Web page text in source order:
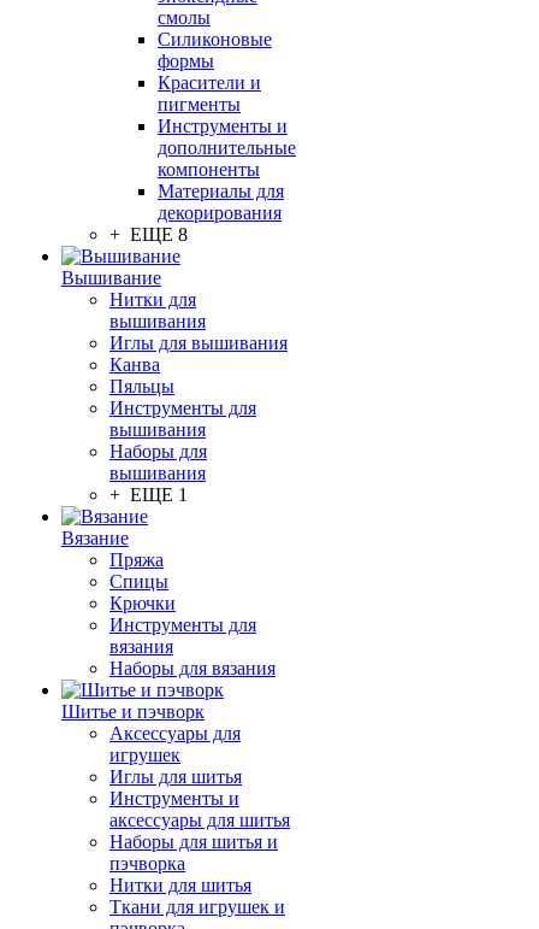
смолы
Силиконовые
формы
Красители и
пигменты
Инструменты и
дополнительные
компоненты
Материалы для
декорирования
+ ЕЩЕ 8
Вышивание
Нитки для
вышивания
Иглы для вышивания
Канва
Пяльцы
Инструменты для
вышивания
Наборы для
вышивания
+ ЕЩЕ 1
Вязание
Пряжа
Спицы
Крючки
Инструменты для
вязания
Наборы для вязания
Шитье и пэчворк
Аксессуары для
игрушек
Иглы для шитья
Инструменты и
аксессуары для шитья
Наборы для шитья и
пэчворка
Нитки для шитья
Ткани для игрушек и